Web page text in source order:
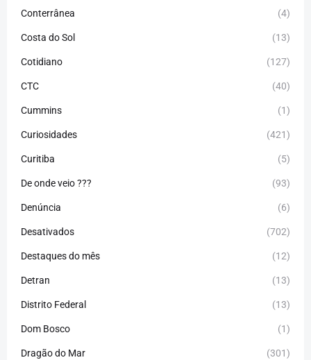
Conterrânea (4)
Costa do Sol (13)
Cotidiano (127)
CTC (40)
Cummins (1)
Curiosidades (421)
Curitiba (5)
De onde veio ??? (93)
Denúncia (6)
Desativados (702)
Destaques do mês (12)
Detran (13)
Distrito Federal (13)
Dom Bosco (1)
Dragão do Mar (301)